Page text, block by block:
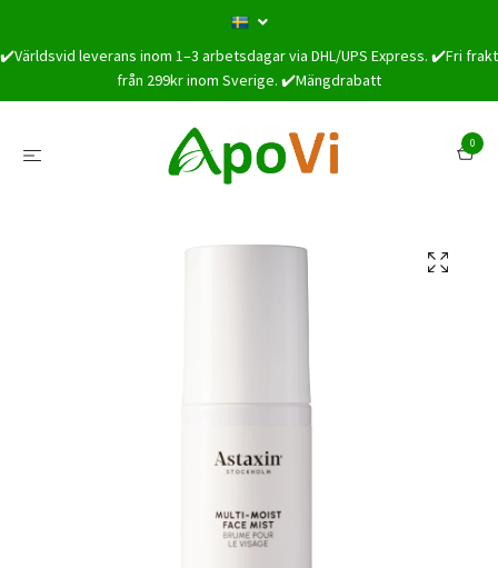
✔️Världsvid leverans inom 1–3 arbetsdagar via DHL/UPS Express. ✔️Fri frakt
från 299kr inom Sverige. ✔️Mängdrabatt
0